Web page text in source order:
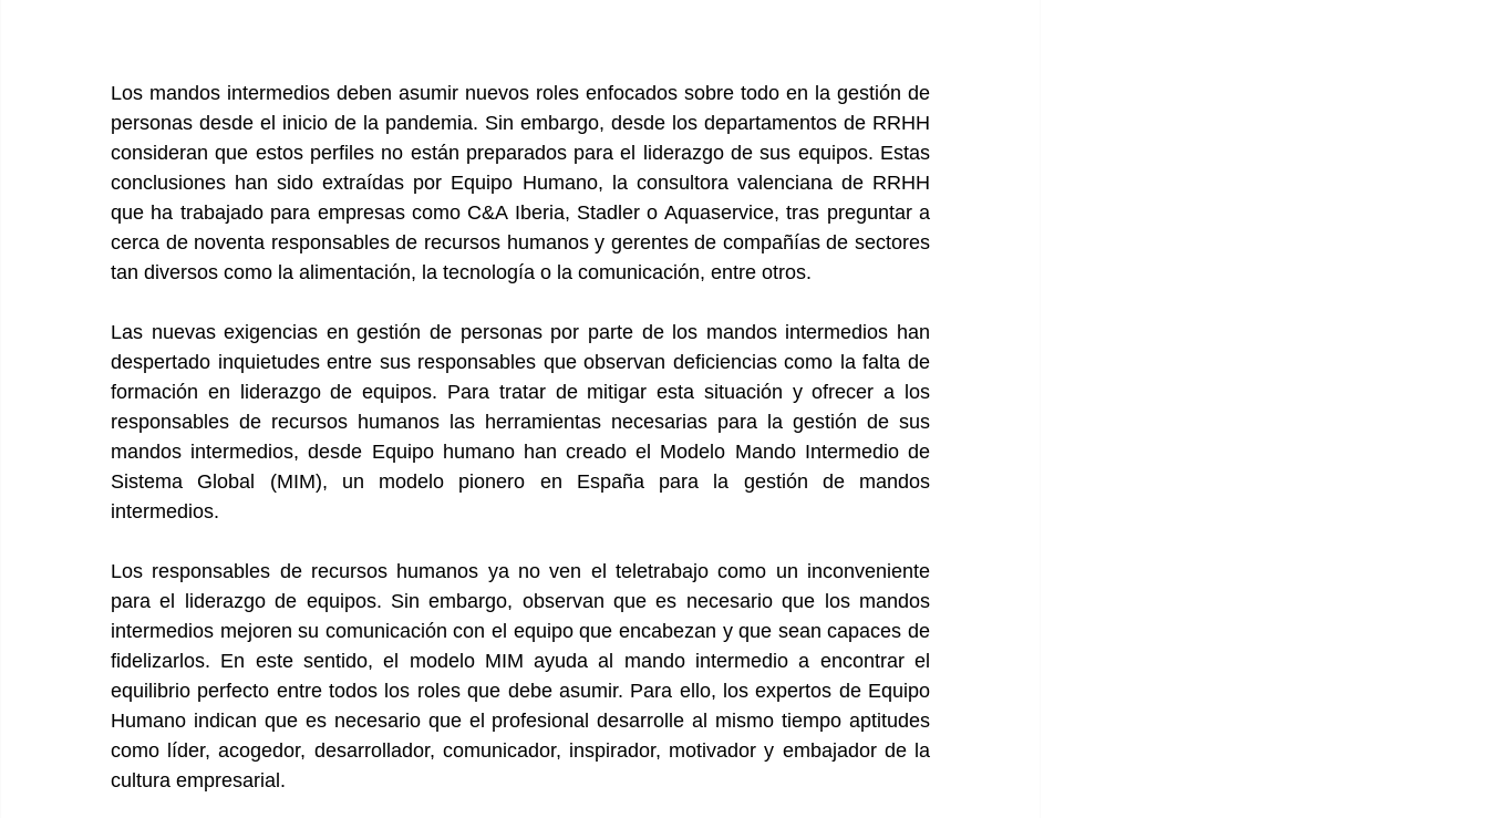
Los mandos intermedios deben asumir nuevos roles enfocados sobre todo en la gestión de
personas desde el inicio de la pandemia. Sin embargo, desde los departamentos de RRHH
consideran que estos perfiles no están preparados para el liderazgo de sus equipos. Estas
conclusiones han sido extraídas por Equipo Humano, la consultora valenciana de RRHH
que ha trabajado para empresas como C&A Iberia, Stadler o Aquaservice, tras preguntar a
cerca de noventa responsables de recursos humanos y gerentes de compañías de sectores
tan diversos como la alimentación, la tecnología o la comunicación, entre otros.
Las nuevas exigencias en gestión de personas por parte de los mandos intermedios han
despertado inquietudes entre sus responsables que observan deficiencias como la falta de
formación en liderazgo de equipos. Para tratar de mitigar esta situación y ofrecer a los
responsables de recursos humanos las herramientas necesarias para la gestión de sus
mandos intermedios, desde Equipo humano han creado el Modelo Mando Intermedio de
Sistema Global (MIM), un modelo pionero en España para la gestión de mandos
intermedios.
Los responsables de recursos humanos ya no ven el teletrabajo como un inconveniente
para el liderazgo de equipos. Sin embargo, observan que es necesario que los mandos
intermedios mejoren su comunicación con el equipo que encabezan y que sean capaces de
fidelizarlos. En este sentido, el modelo MIM ayuda al mando intermedio a encontrar el
equilibrio perfecto entre todos los roles que debe asumir. Para ello, los expertos de Equipo
Humano indican que es necesario que el profesional desarrolle al mismo tiempo aptitudes
como líder, acogedor, desarrollador, comunicador, inspirador, motivador y embajador de la
cultura empresarial.